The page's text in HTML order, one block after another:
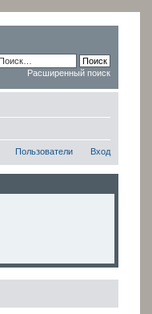
Расширенный поиск
Пользователи Вход